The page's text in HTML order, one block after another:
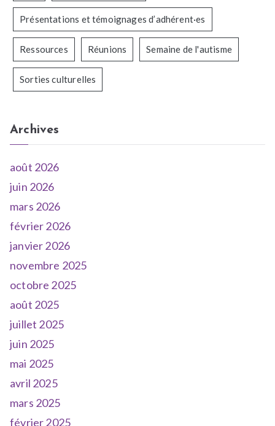
Présentations et témoignages d’adhérent·es
Ressources Réunions Semaine de l'autisme
Sorties culturelles
Archives
août 2026
juin 2026
mars 2026
février 2026
janvier 2026
novembre 2025
octobre 2025
août 2025
juillet 2025
juin 2025
mai 2025
avril 2025
mars 2025
février 2025